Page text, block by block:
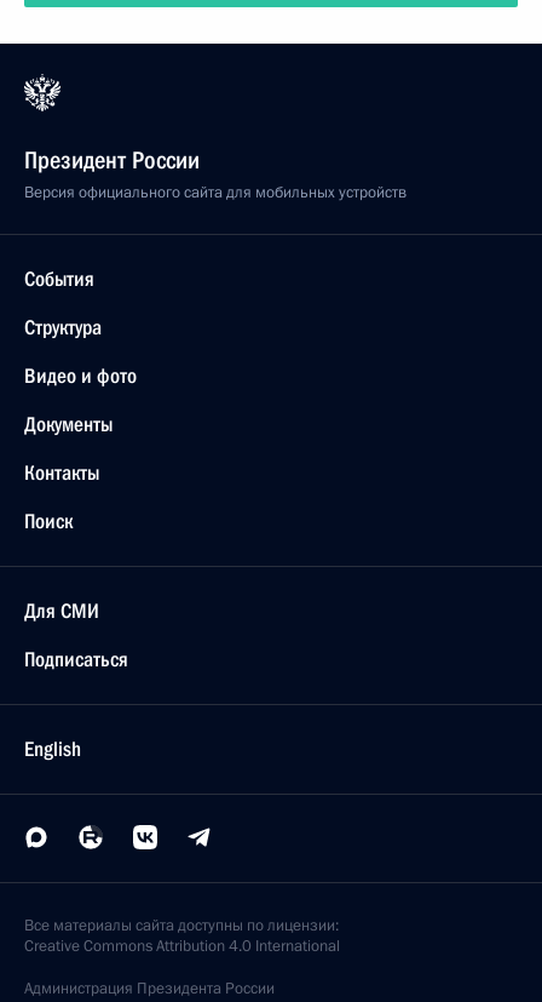
Президент России
Версия официального сайта для мобильных устройств
События
Структура
Видео и фото
Документы
Контакты
Поиск
Для СМИ
Подписаться
English
Все материалы сайта доступны по лицензии:
Creative Commons Attribution 4.0 International
Администрация Президента России